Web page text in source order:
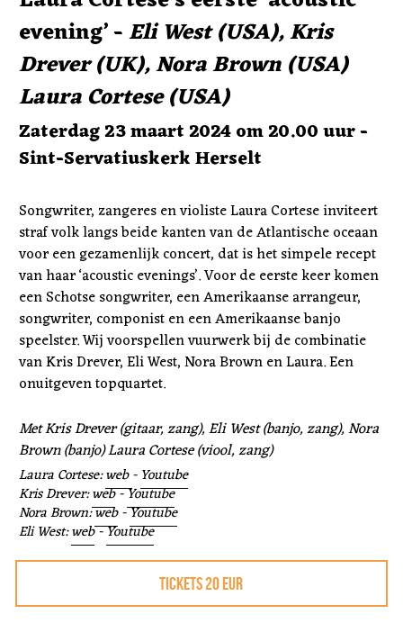
evening’ - Eli West (USA), Kris
Drever (UK), Nora Brown (USA)
Laura Cortese (USA)
Zaterdag 23 maart 2024 om 20.00 uur -
Sint-Servatiuskerk Herselt
Songwriter, zangeres en violiste Laura Cortese inviteert
straf volk langs beide kanten van de Atlantische oceaan
voor een gezamenlijk concert, dat is het simpele recept
van haar ‘acoustic evenings’. Voor de eerste keer komen
een Schotse songwriter, een Amerikaanse arrangeur,
songwriter, componist en een Amerikaanse banjo
speelster. Wij voorspellen vuurwerk bij de combinatie
van Kris Drever, Eli West, Nora Brown en Laura. Een
onuitgeven topquartet.
Met Kris Drever (gitaar, zang), Eli West (banjo, zang), Nora
Brown (banjo) Laura Cortese (viool, zang)
Laura Cortese: web - Youtube
Kris Drever: web - Youtube
Nora Brown: web - Youtube
Eli West: web - Youtube
TICKETS 20 EUR